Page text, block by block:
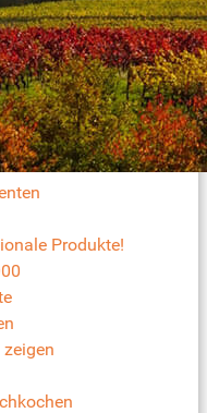
Produkte!